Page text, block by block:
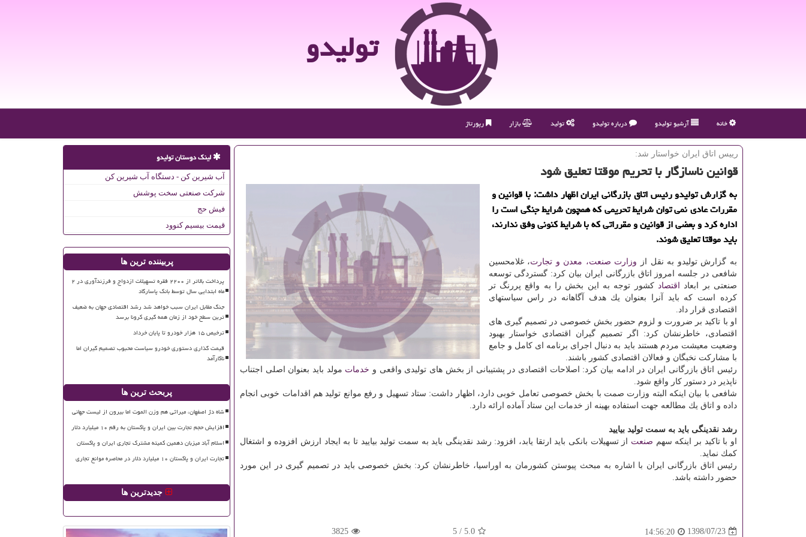
تولیدو
خانه آرشیو تولیدو درباره تولیدو تولید بازار رپورتاژ
رییس اتاق ایران خواستار شد:
قوانین ناسازگار با تحریم موقتا تعلیق شود
به گزارش تولیدو رئیس اتاق بازرگانی ایران اظهار داشت: با قوانین و
مقررات عادی نمی توان شرایط تحریمی كه همچون شرایط جنگی است را
اداره كرد و بعضی از قوانین و مقرراتی كه با شرایط كنونی وفق ندارند،
باید موقتا تعلیق شوند.
به گزارش تولیدو به نقل از وزارت صنعت، معدن و تجارت، غلامحسین
شافعی در جلسه امروز اتاق بازرگانی ایران بیان كرد: گستردگی توسعه
صنعتی بر ابعاد
اقتصاد كشور توجه به این بخش را به واقع پررنگ تر
كرده است كه باید آنرا بعنوان یك هدف آگاهانه در راس سیاستهای
اقتصادی قرار داد.
او با تاكید بر ضرورت و لزوم حضور بخش خصوصی در تصمیم گیری های
اقتصادی، خاطرنشان كرد: اگر تصمیم گیران اقتصادی خواستار بهبود
وضعیت معیشت مردم هستند باید به دنبال اجرای برنامه ای كامل و جامع
با مشاركت نخبگان و فعالان اقتصادی كشور باشند.
رئیس اتاق بازرگانی ایران در ادامه بیان كرد: اصلاحات اقتصادی در پشتیبانی از بخش های تولیدی واقعی و خدمات مولد باید بعنوان اصلی اجتناب
ناپذیر در دستور كار واقع شود.
شافعی با بیان اینكه البته وزارت صمت با بخش خصوصی تعامل خوبی دارد، اظهار داشت: ستاد تسهیل و رفع موانع تولید هم اقدامات خوبی انجام
داده و اتاق یك مطالعه جهت استفاده بهینه از خدمات این ستاد آماده ارائه دارد.
رشد نقدینگی باید به سمت تولید بیایید
او با تاكید بر اینكه سهم صنعت از تسهیلات بانكی باید ارتقا یابد، افزود: رشد نقدینگی باید به سمت تولید بیایید تا به ایجاد ارزش افزوده و اشتغال
كمك نماید.
رئیس اتاق بازرگانی ایران با اشاره به مبحث پیوستن كشورمان به اوراسیا، خاطرنشان كرد: بخش خصوصی باید در تصمیم گیری در این مورد
حضور داشته باشد.
1398/07/23
14:56:20
5.0
/
5
3825
لینک دوستان تولیدو
آب شیرین کن - دستگاه آب شیرین کن
شرکت صنعتی سخت پوشش
فیش حج
قیمت بیسیم کنوود
پربیننده ترین ها
پرداخت بالاتر از ۲۲۰۰ فقره تسهیلات ازدواج و فرزندآوری در ۲
ماه ابتدایی سال توسط بانک پاسارگاد
جنگ مقابل ایران سبب خواهد شد رشد اقتصادی جهان به ضعیف
ترین سطح خود از زمان همه گیری کرونا برسد
ترخیص ۱۵ هزار خودرو تا پایان خرداد
قیمت گذاری دستوری خودرو سیاست محبوب تصمیم گیران اما
ناکارآمد
پربحث ترین ها
شاه دژ اصفهان، میراثی هم وزن الموت اما بیرون از لیست جهانی
افزایش حجم تجارت بین ایران و پاکستان به رقم ۱۰ میلیارد دلار
اسلام آباد میزبان دهمین کمیته مشترک تجاری ایران و پاکستان
تجارت ایران و پاکستان ۱۰ میلیارد دلار در محاصره موانع تجاری
جدیدترین ها